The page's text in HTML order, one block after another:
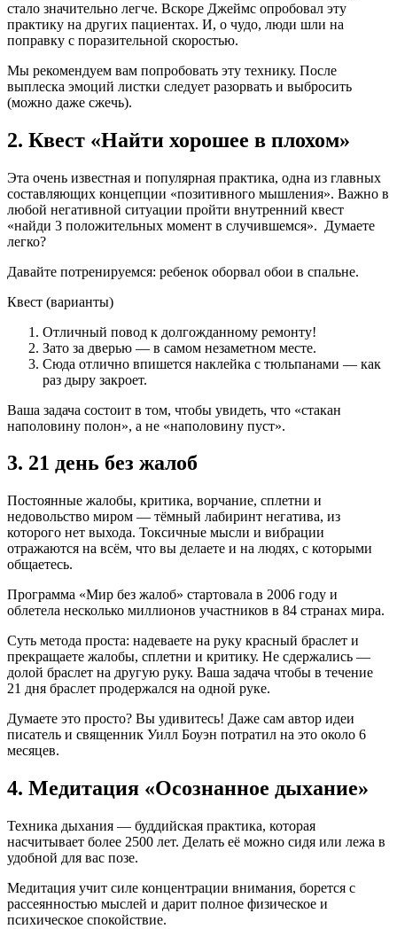
стало значительно легче. Вскоре Джеймс опробовал эту
практику на других пациентах. И, о чудо, люди шли на
поправку с поразительной скоростью.
Мы рекомендуем вам попробовать эту технику. После
выплеска эмоций листки следует разорвать и выбросить
(можно даже сжечь).
2. Квест «Найти хорошее в плохом»
Эта очень известная и популярная практика, одна из главных
составляющих концепции «позитивного мышления». Важно в
любой негативной ситуации пройти внутренний квест
«найди 3 положительных момент в случившемся». Думаете
легко?
Давайте потренируемся: ребенок оборвал обои в спальне.
Квест (варианты)
Отличный повод к долгожданному ремонту!
Зато за дверью — в самом незаметном месте.
Сюда отлично впишется наклейка с тюльпанами — как
раз дыру закроет.
Ваша задача состоит в том, чтобы увидеть, что «стакан
наполовину полон», а не «наполовину пуст».
3. 21 день без жалоб
Постоянные жалобы, критика, ворчание, сплетни и
недовольство миром — тёмный лабиринт негатива, из
которого нет выхода. Токсичные мысли и вибрации
отражаются на всём, что вы делаете и на людях, с которыми
общаетесь.
Программа «Мир без жалоб» стартовала в 2006 году и
облетела несколько миллионов участников в 84 странах мира.
Суть метода проста: надеваете на руку красный браслет и
прекращаете жалобы, сплетни и критику. Не сдержались —
долой браслет на другую руку. Ваша задача чтобы в течение
21 дня браслет продержался на одной руке.
Думаете это просто? Вы удивитесь! Даже сам автор идеи
писатель и священник Уилл Боуэн потратил на это около 6
месяцев.
4. Медитация «Осознанное дыхание»
Техника дыхания — буддийская практика, которая
насчитывает более 2500 лет. Делать её можно сидя или лежа в
удобной для вас позе.
Медитация учит силе концентрации внимания, борется с
рассеянностью мыслей и дарит полное физическое и
психическое спокойствие.